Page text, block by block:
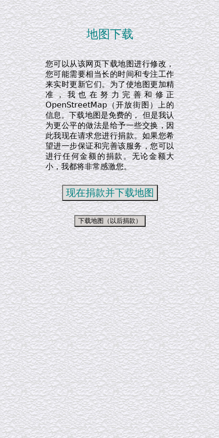
地图下载
您可以从该网页下载地图进行修改，
您可能需要相当长的时间和专注工作
来实时更新它们。为了使地图更加精
准，我也在努力完善和修正
OpenStreetMap（开放街图）上的
信息。下载地图是免费的， 但是我认
为更公平的做法是给予一些交换，因
此我现在请求您进行捐款。如果您希
望进一步保证和完善该服务，您可以
进行任何金额的捐款。无论金额大
小，我都将非常感激您。